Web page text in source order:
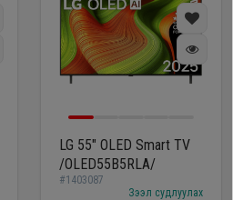
LG 55" OLED Smart TV
/OLED55B5RLA/
#1403087
Зээл судлуулах